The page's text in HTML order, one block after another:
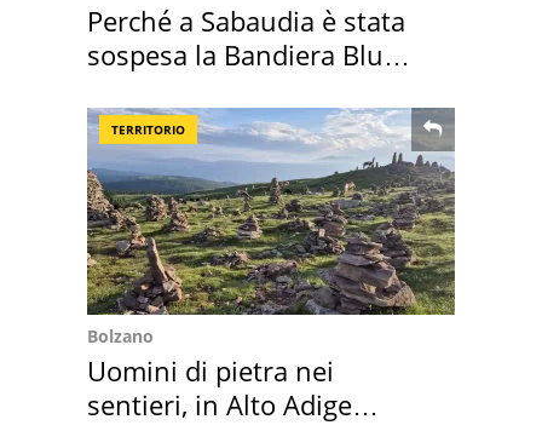
Perché a Sabaudia è stata
sospesa la Bandiera Blu
TERRITORIO
Bolzano
Uomini di pietra nei
sentieri, in Alto Adige